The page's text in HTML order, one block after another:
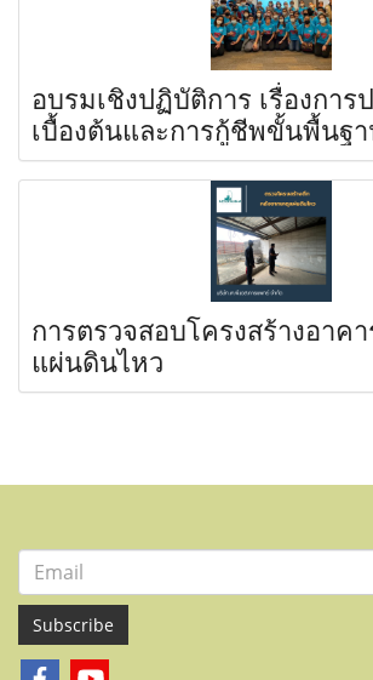
อบรมเชิงปฏิบัติการ เรื่องการ
เบื้องต้นและการกู้ชีพขั้นพื้นฐา
การตรวจสอบโครงสร้างอาค
แผ่นดินไหว
Subscribe